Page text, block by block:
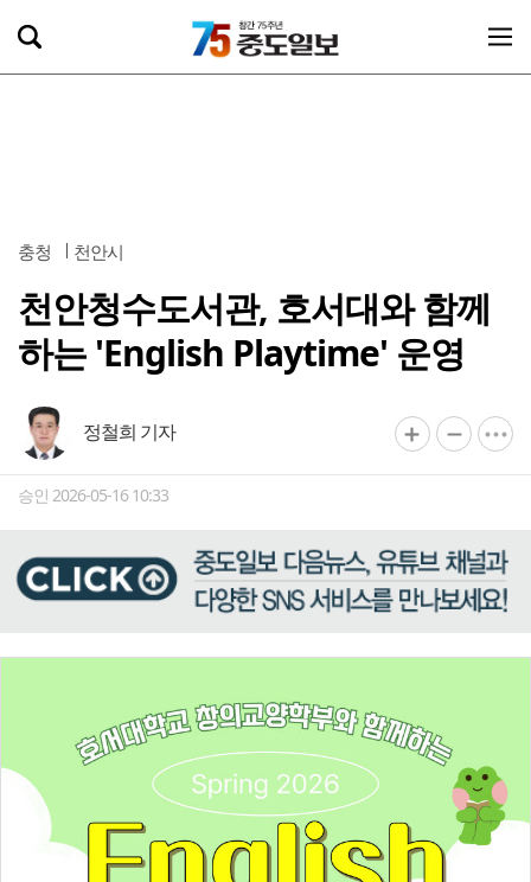
충청 천안시
천안청수도서관, 호서대와 함께
하는 'English Playtime' 운영
정철희 기자
승인 2026-05-16 10:33